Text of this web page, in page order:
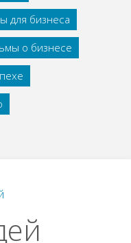
для бизнеса
о бизнесе